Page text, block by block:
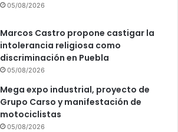
05/08/2026
Marcos Castro propone castigar la
intolerancia religiosa como
discriminación en Puebla
05/08/2026
Mega expo industrial, proyecto de
Grupo Carso y manifestación de
motociclistas
05/08/2026